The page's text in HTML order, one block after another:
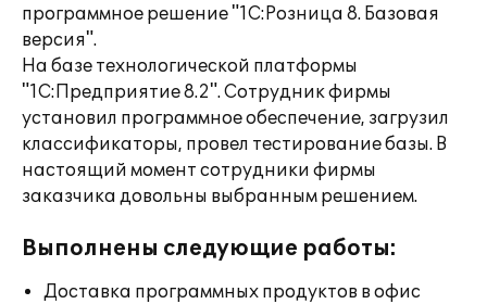
программное решение "1С:Розница 8. Базовая
версия".
На базе технологической платформы
"1С:Предприятие 8.2". Сотрудник фирмы
установил программное обеспечение, загрузил
классификаторы, провел тестирование базы. В
настоящий момент сотрудники фирмы
заказчика довольны выбранным решением.
Выполнены следующие работы:
Доставка программных продуктов в офис